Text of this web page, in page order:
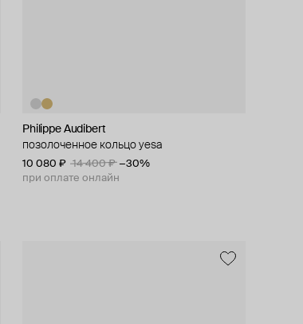
Philippe Audibert
позолоченное кольцо yesa
10 080 ₽ 14 400 ₽ −30%
при оплате онлайн